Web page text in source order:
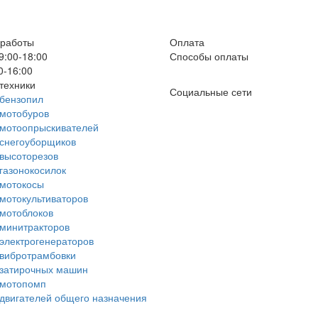
18:00
16:00
Оплата
Способы оплаты
машин
общего назначения
Социальные сети